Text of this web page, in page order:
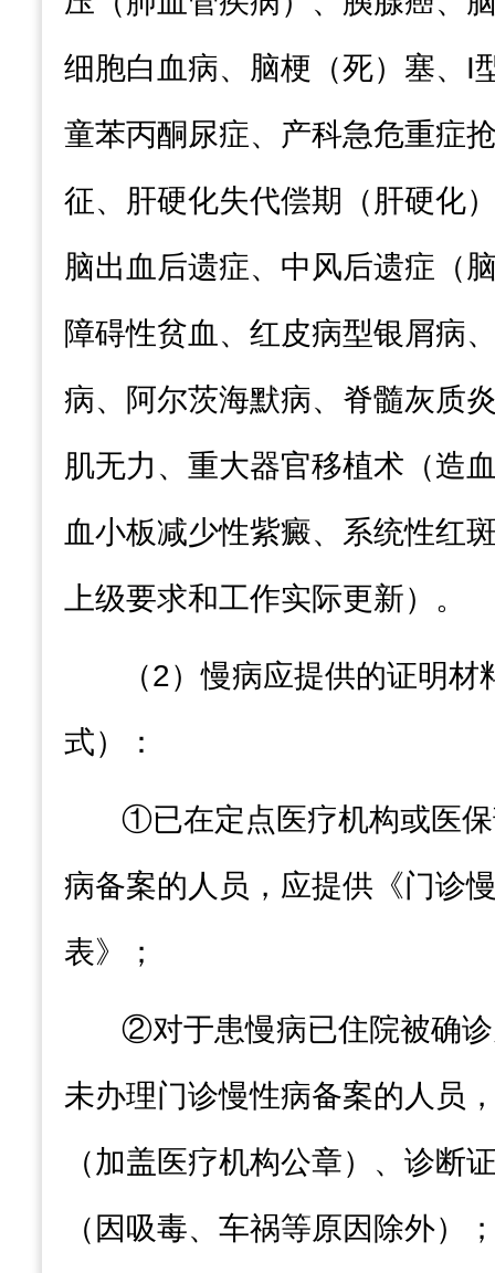
细胞白血病、脑梗（死） 塞、 I
童苯丙酮尿症、产科急危重症
征、肝硬化失代偿期（肝硬化
脑出血后遗症、 中风后遗症（
障碍性贫血、红皮病型银屑病
病、阿尔茨海默病、脊髓灰质
肌无力、重大器官移植术（造
血小板减少性紫癜、系统性红
上级要求和工作实际更新）。
（2）慢病应提供的证明材
式）：
①已在定点医疗机构或医
病备案的人员， 应提供 《门诊
表》
；
②对于患慢病已住院被确
未办理门诊慢性病备案的人员
（加盖医疗机构公章）、诊断
（因吸毒、车祸等原因除外）